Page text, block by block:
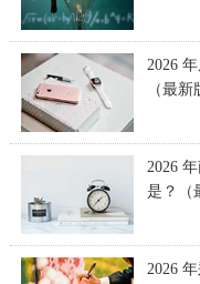
2026
（最新
2026
是？（
2026